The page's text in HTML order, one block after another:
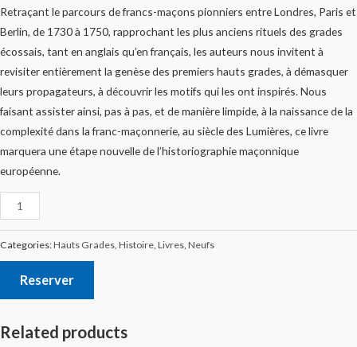
Retraçant le parcours de francs-maçons pionniers entre Londres, Paris et
Berlin, de 1730 à 1750, rapprochant les plus anciens rituels des grades
écossais, tant en anglais qu’en français, les auteurs nous invitent à
revisiter entièrement la genèse des premiers hauts grades, à démasquer
leurs propagateurs, à découvrir les motifs qui les ont inspirés. Nous
faisant assister ainsi, pas à pas, et de manière limpide, à la naissance de la
complexité dans la franc-maçonnerie, au siècle des Lumières, ce livre
marquera une étape nouvelle de l’historiographie maçonnique
européenne.
Categories:Hauts Grades Histoire Livres Neufs
Reserver
Related products